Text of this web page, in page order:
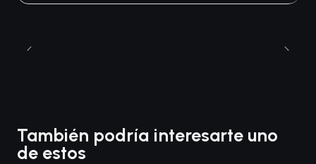
También podría interesarte uno
de estos